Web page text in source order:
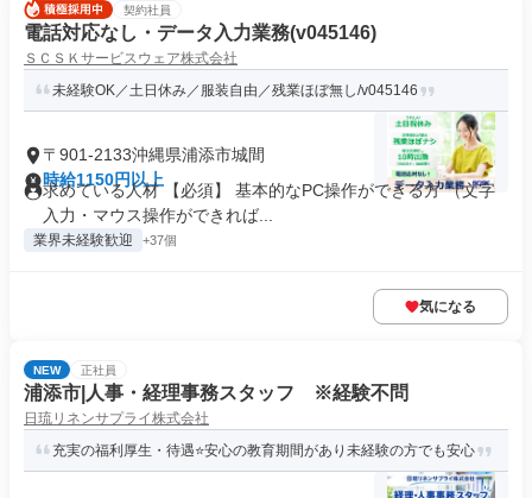
契約社員
電話対応なし・データ入力業務(v045146)
ＳＣＳＫサービスウェア株式会社
未経験OK／土日休み／服装自由／残業ほぼ無し/v045146
〒901-2133沖縄県浦添市城間
時給1150円以上
求めている人材 【必須】 基本的なPC操作ができる方 （文字
入力・マウス操作ができれば...
業界未経験歓迎 +37個
気になる
NEW 正社員
浦添市|人事・経理事務スタッフ ※経験不問
日琉リネンサプライ株式会社
充実の福利厚生・待遇⭐安心の教育期間があり未経験の方でも安心